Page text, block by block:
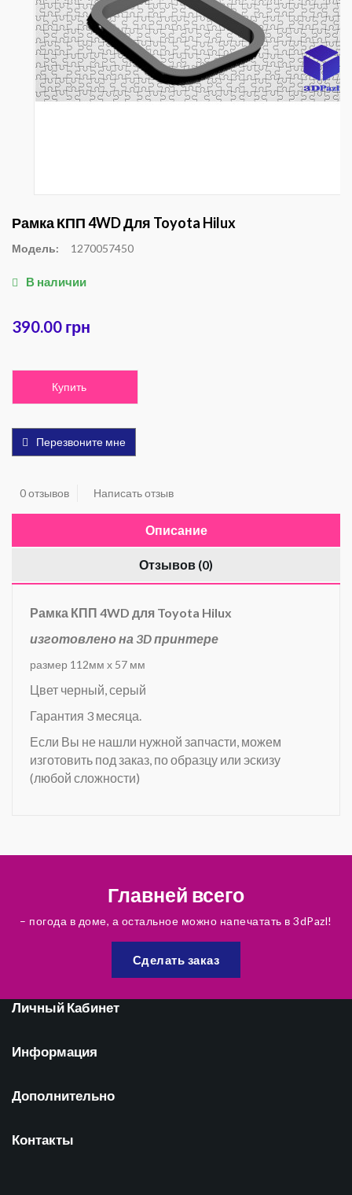
Рамка КПП 4WD Для Toyota Hilux
Модель: 1270057450
В наличии
390.00 грн
Купить
Перезвоните мне
0 отзывов Написать отзыв
Описание
Отзывов (0)
Рамка КПП 4WD для Toyota Hilux
изготовлено на 3D принтере
размер 112мм х 57 мм
Цвет черный, серый
Гарантия 3 месяца.
Если Вы не нашли нужной запчасти, можем
изготовить под заказ, по образцу или эскизу
(любой сложности)
Главней всего
– погода в доме, а остальное можно напечатать в 3dPazl!
Сделать заказ
Личный Кабинет
Информация
Дополнительно
Контакты